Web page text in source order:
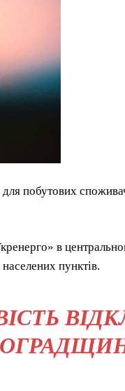
побутових
в
пунктів.